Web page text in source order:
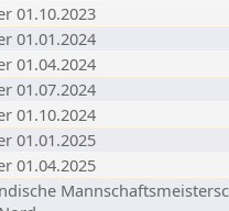
01.10.2023
01.01.2024
01.04.2024
01.07.2024
01.10.2024
01.01.2025
01.04.2025